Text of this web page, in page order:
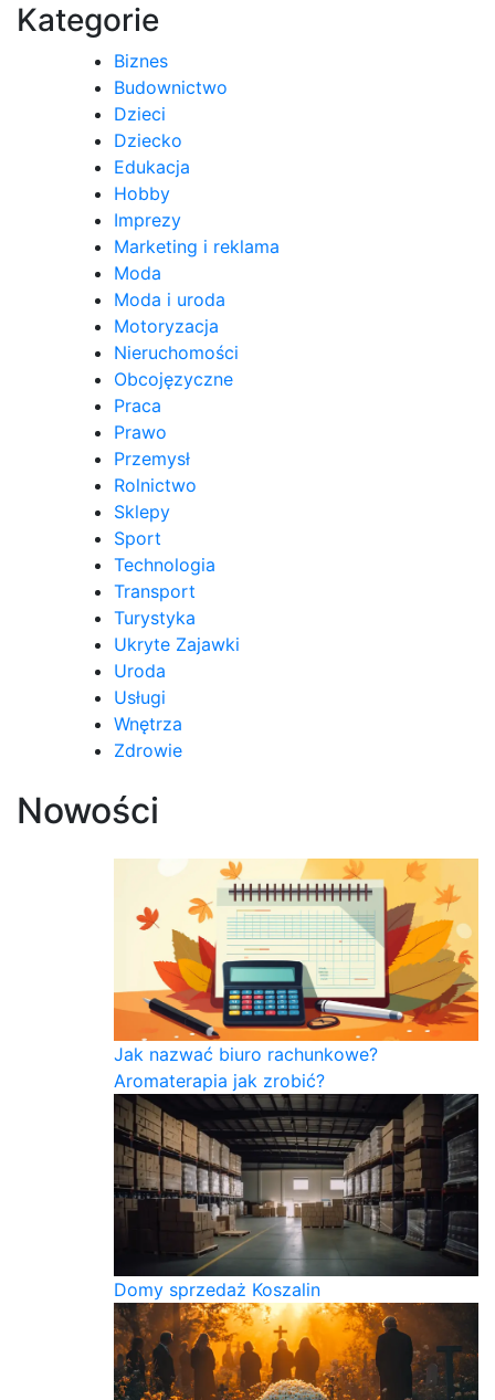
Kategorie
Biznes
Budownictwo
Dzieci
Dziecko
Edukacja
Hobby
Imprezy
Marketing i reklama
Moda
Moda i uroda
Motoryzacja
Nieruchomości
Obcojęzyczne
Praca
Prawo
Przemysł
Rolnictwo
Sklepy
Sport
Technologia
Transport
Turystyka
Ukryte Zajawki
Uroda
Usługi
Wnętrza
Zdrowie
Nowości
Jak nazwać biuro rachunkowe?
Aromaterapia jak zrobić?
Domy sprzedaż Koszalin